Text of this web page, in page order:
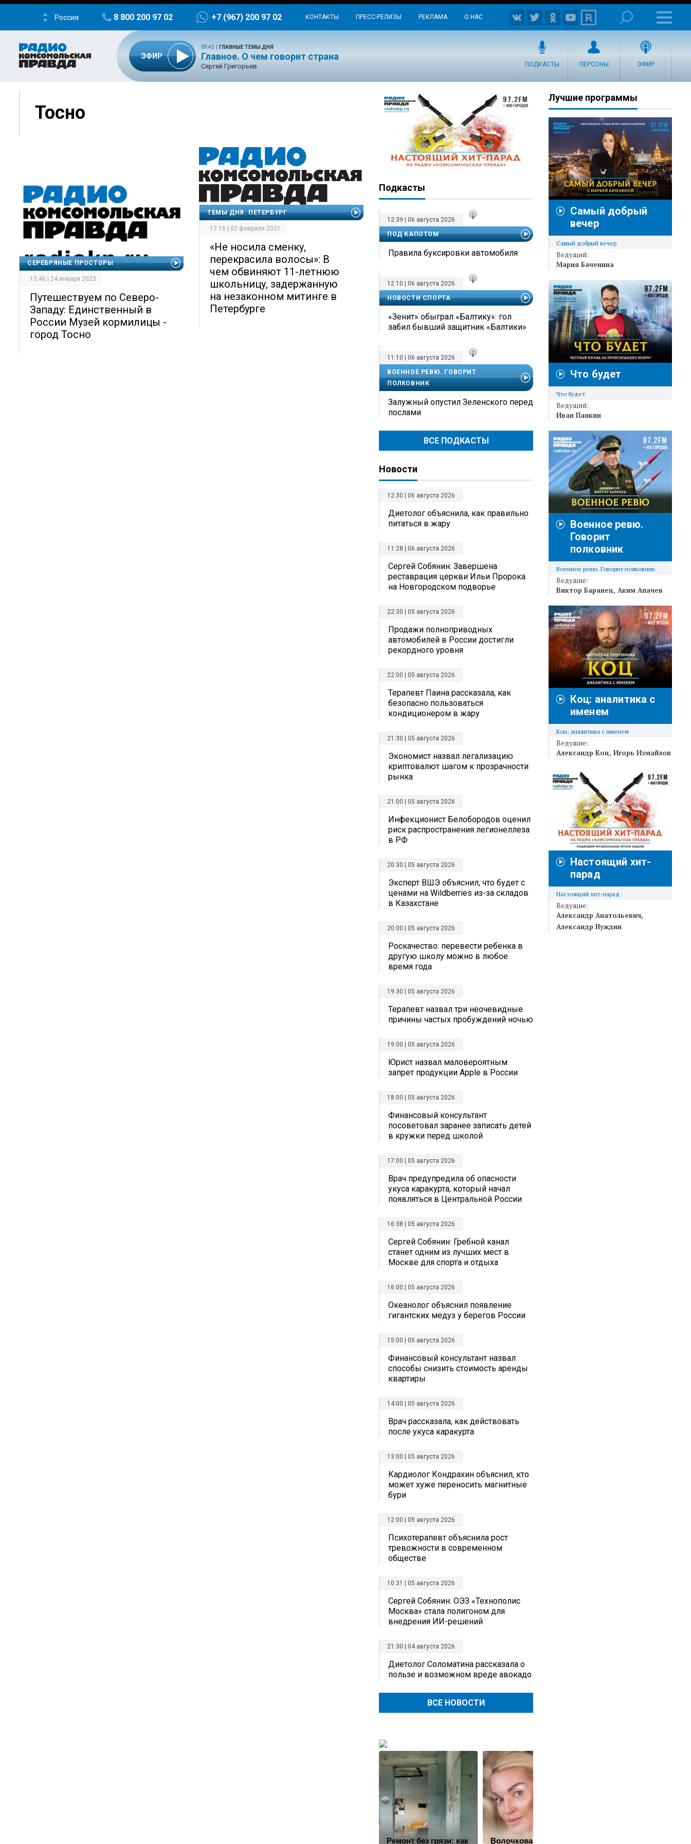
Россия 8 800 200 97 02 +7 (967) 200 97 02 КОНТАКТЫ ПРЕСС-РЕЛИЗЫ РЕКЛАМА О НАС
ЭФИР
09:43 ГЛАВНЫЕ ТЕМЫ ДНЯ
Главное. О чем говорит страна
Сергей Григорьев ПОДКАСТЫ ПЕРСОНЫ ЭФИР
Тосно
СЕРЕБРЯНЫЕ ПРОСТОРЫ
13:46 | 24 января 2023
Путешествуем по Северо-
Западу: Единственный в
России Музей кормилицы -
город Тосно
ТЕМЫ ДНЯ. ПЕТЕРБУРГ
17:16 | 02 февраля 2021
«Не носила сменку,
перекрасила волосы»: В
чем обвиняют 11-летнюю
школьницу, задержанную
на незаконном митинге в
Петербурге
Подкасты
12:39 | 06 августа 2026
ПОД КАПОТОМ
Правила буксировки автомобиля
12:10 | 06 августа 2026
НОВОСТИ СПОРТА
«Зенит» обыграл «Балтику»: гол
забил бывший защитник «Балтики»
11:10 | 06 августа 2026
ВОЕННОЕ РЕВЮ. ГОВОРИТ
ПОЛКОВНИК
Залужный опустил Зеленского перед
послами
ВСЕ ПОДКАСТЫ
Новости
12:30 | 06 августа 2026
Диетолог объяснила, как правильно
питаться в жару
11:28 | 06 августа 2026
Сергей Собянин: Завершена
реставрация церкви Ильи Пророка
на Новгородском подворье
22:30 | 05 августа 2026
Продажи полноприводных
автомобилей в России достигли
рекордного уровня
22:00 | 05 августа 2026
Терапевт Паина рассказала, как
безопасно пользоваться
кондиционером в жару
21:30 | 05 августа 2026
Экономист назвал легализацию
криптовалют шагом к прозрачности
рынка
21:00 | 05 августа 2026
Инфекционист Белобородов оценил
риск распространения легионеллеза
в РФ
20:30 | 05 августа 2026
Эксперт ВШЭ объяснил, что будет с
ценами на Wildberries из-за складов
в Казахстане
20:00 | 05 августа 2026
Роскачество: перевести ребенка в
другую школу можно в любое
время года
19:30 | 05 августа 2026
Терапевт назвал три неочевидные
причины частых пробуждений ночью
19:00 | 05 августа 2026
Юрист назвал маловероятным
запрет продукции Apple в России
18:00 | 05 августа 2026
Финансовый консультант
посоветовал заранее записать детей
в кружки перед школой
17:00 | 05 августа 2026
Врач предупредила об опасности
укуса каракурта, который начал
появляться в Центральной России
16:38 | 05 августа 2026
Сергей Собянин: Гребной канал
станет одним из лучших мест в
Москве для спорта и отдыха
16:00 | 05 августа 2026
Океанолог объяснил появление
гигантских медуз у берегов России
15:00 | 05 августа 2026
Финансовый консультант назвал
способы снизить стоимость аренды
квартиры
14:00 | 05 августа 2026
Врач рассказала, как действовать
после укуса каракурта
13:00 | 05 августа 2026
Кардиолог Кондрахин объяснил, кто
может хуже переносить магнитные
бури
12:00 | 05 августа 2026
Психотерапевт объяснила рост
тревожности в современном
обществе
10:31 | 05 августа 2026
Сергей Собянин: ОЭЗ «Технополис
Москва» стала полигоном для
внедрения ИИ-решений
21:30 | 04 августа 2026
Диетолог Соломатина рассказала о
пользе и возможном вреде авокадо
ВСЕ НОВОСТИ
Ремонт без грязи: как Волочкова
Лучшие программы
Самый добрый
вечер
Самый добрый вечер
Ведущий:
Мария Баченина
Что будет
Что будет
Ведущий:
Иван Панкин
Военное ревю.
Говорит
полковник
Военное ревю. Говорит полковник
Ведущие:
Виктор Баранец Аким Апачев
Коц: аналитика с
именем
Коц: аналитика с именем
Ведущие:
Александр Коц Игорь Измайлов
Настоящий хит-
парад
Настоящий хит-парад
Ведущие:
Александр Анатольевич
Александр Нуждин